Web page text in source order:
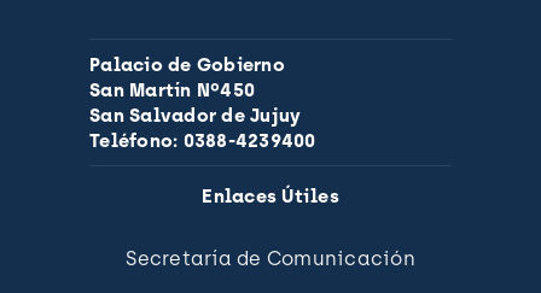
Palacio de Gobierno
San Martín Nº450
San Salvador de Jujuy
Teléfono: 0388-4239400
Enlaces Útiles
Secretaría de Comunicación